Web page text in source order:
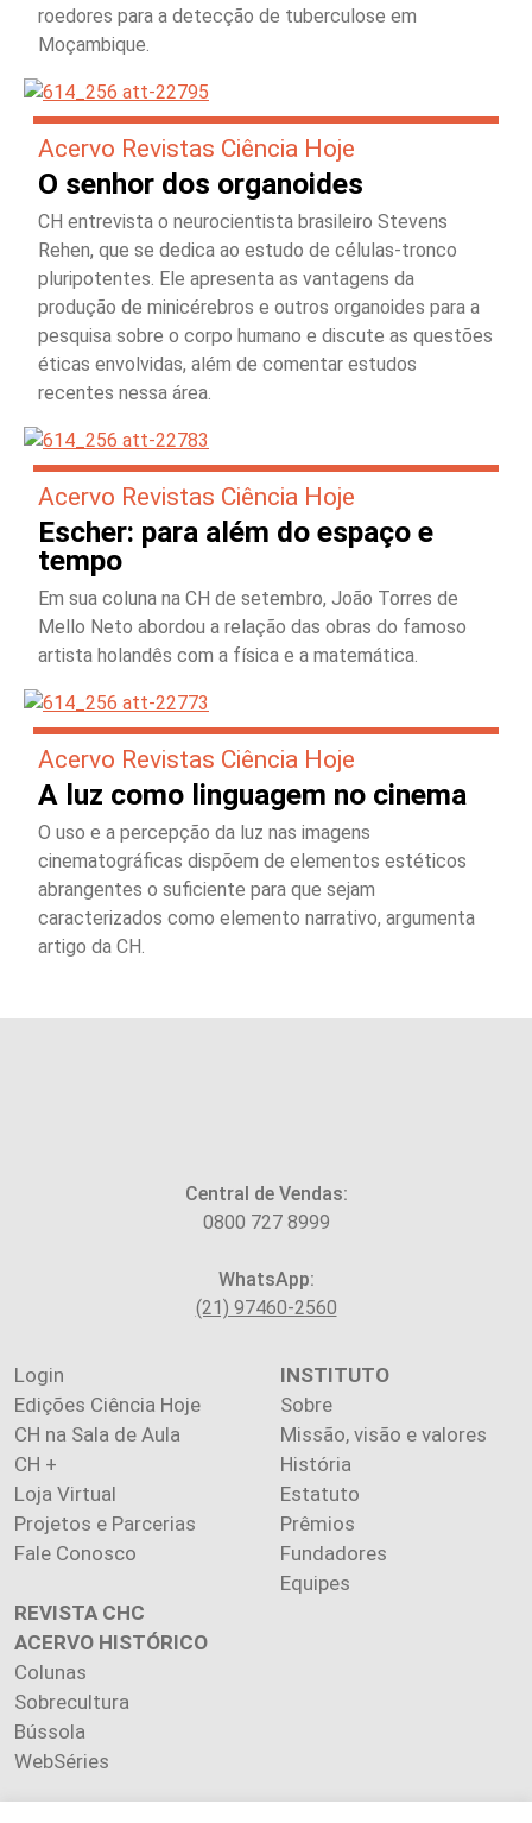
roedores para a detecção de tuberculose em
Moçambique.
Acervo Revistas Ciência Hoje
O senhor dos organoides
CH entrevista o neurocientista brasileiro Stevens
Rehen, que se dedica ao estudo de células-tronco
pluripotentes. Ele apresenta as vantagens da
produção de minicérebros e outros organoides para a
pesquisa sobre o corpo humano e discute as questões
éticas envolvidas, além de comentar estudos
recentes nessa área.
Acervo Revistas Ciência Hoje
Escher: para além do espaço e
tempo
Em sua coluna na CH de setembro, João Torres de
Mello Neto abordou a relação das obras do famoso
artista holandês com a física e a matemática.
Acervo Revistas Ciência Hoje
A luz como linguagem no cinema
O uso e a percepção da luz nas imagens
cinematográficas dispõem de elementos estéticos
abrangentes o suficiente para que sejam
caracterizados como elemento narrativo, argumenta
artigo da CH.
Central de Vendas:
0800 727 8999
WhatsApp:
(21) 97460-2560
Login
Edições Ciência Hoje
CH na Sala de Aula
CH +
Loja Virtual
Projetos e Parcerias
Fale Conosco
INSTITUTO
Sobre
Missão, visão e valores
História
Estatuto
Prêmios
Fundadores
Equipes
REVISTA CHC
ACERVO HISTÓRICO
Colunas
Sobrecultura
Bússola
WebSéries